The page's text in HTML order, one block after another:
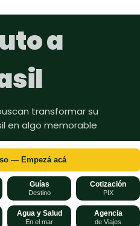
principal
a
transformar su
en algo memorable
— Empezá acá
Guías
Destino
Cotización
PIX
Agua y Salud
En el mar
Agencia
de Viajes